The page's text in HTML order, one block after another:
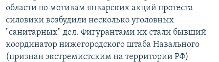
области по мотивам январских акций протеста
силовики возбудили несколько уголовных
"санитарных" дел. Фигурантами их стали бывший
координатор нижегородского штаба Навального
(признан экстремистским на территории РФ)